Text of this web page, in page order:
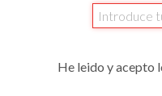
He leido y acepto